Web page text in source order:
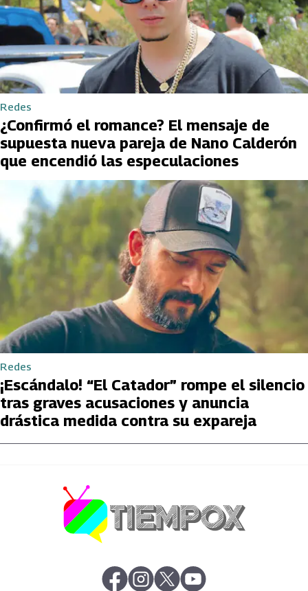
Redes
¿Confirmó el romance? El mensaje de
supuesta nueva pareja de Nano Calderón
que encendió las especulaciones
Redes
¡Escándalo! “El Catador” rompe el silencio
tras graves acusaciones y anuncia
drástica medida contra su expareja
abre en nueva pestaña
abre en nueva pestaña
abre en nueva pestaña